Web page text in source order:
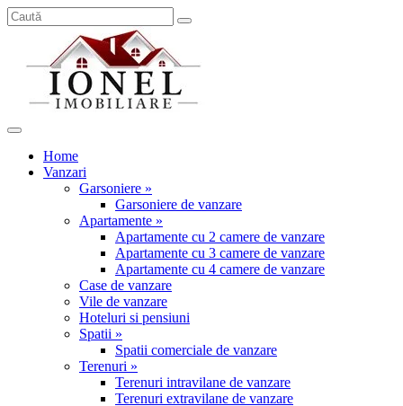
Home
Vanzari
Garsoniere »
Garsoniere de vanzare
Apartamente »
Apartamente cu 2 camere de vanzare
Apartamente cu 3 camere de vanzare
Apartamente cu 4 camere de vanzare
Case de vanzare
Vile de vanzare
Hoteluri si pensiuni
Spatii »
Spatii comerciale de vanzare
Terenuri »
Terenuri intravilane de vanzare
Terenuri extravilane de vanzare